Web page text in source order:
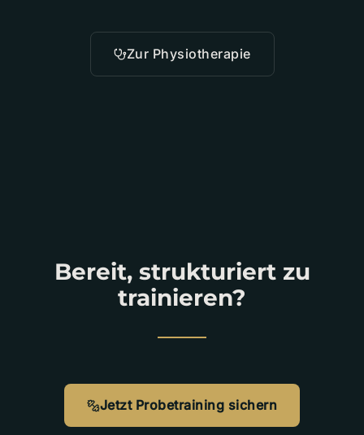
Zur Physiotherapie
Bereit, strukturiert zu
trainieren?
Jetzt Probetraining sichern